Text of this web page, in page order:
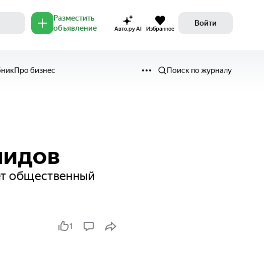
Разместить
объявление
Авто.ру AI Избранное
Войти
Про бизнес Поиск по журналу
общественный
1